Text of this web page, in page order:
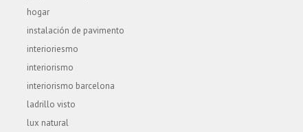
hogar
instalación de pavimento
interioriesmo
interiorismo
interiorismo barcelona
ladrillo visto
lux natural